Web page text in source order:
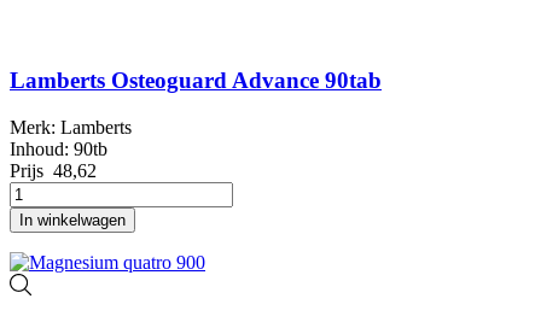
Lamberts Osteoguard Advance 90tab
Merk: Lamberts
Inhoud: 90tb
Prijs 48,62
In winkelwagen